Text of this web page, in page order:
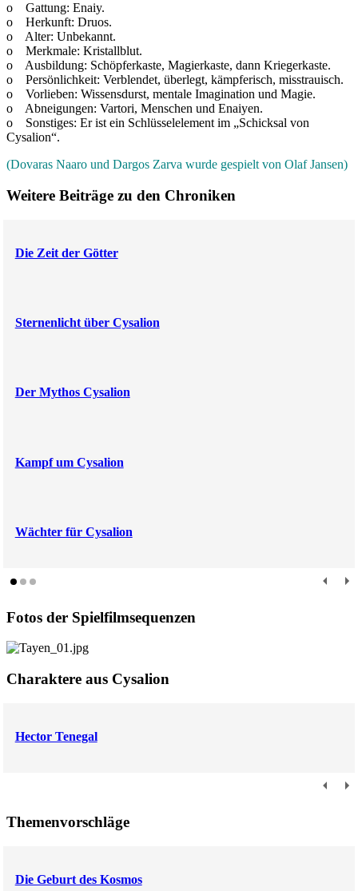
o Gattung: Enaiy.
o Herkunft: Druos.
o Alter: Unbekannt.
o Merkmale: Kristallblut.
o Ausbildung: Schöpferkaste, Magierkaste, dann Kriegerkaste.
o Persönlichkeit: Verblendet, überlegt, kämpferisch, misstrauisch.
o Vorlieben: Wissensdurst, mentale Imagination und Magie.
o Abneigungen: Vartori, Menschen und Enaiyen.
o Sonstiges: Er ist ein Schlüsselelement im „Schicksal von
Cysalion“.
(Dovaras Naaro und Dargos Zarva wurde gespielt von Olaf Jansen)
Weitere Beiträge zu den Chroniken
Die Zeit der Götter
Sternenlicht über Cysalion
Der Mythos Cysalion
Kampf um Cysalion
Wächter für Cysalion
Fotos der Spielfilmsequenzen
Charaktere aus Cysalion
Hector Tenegal
Themenvorschläge
Die Geburt des Kosmos